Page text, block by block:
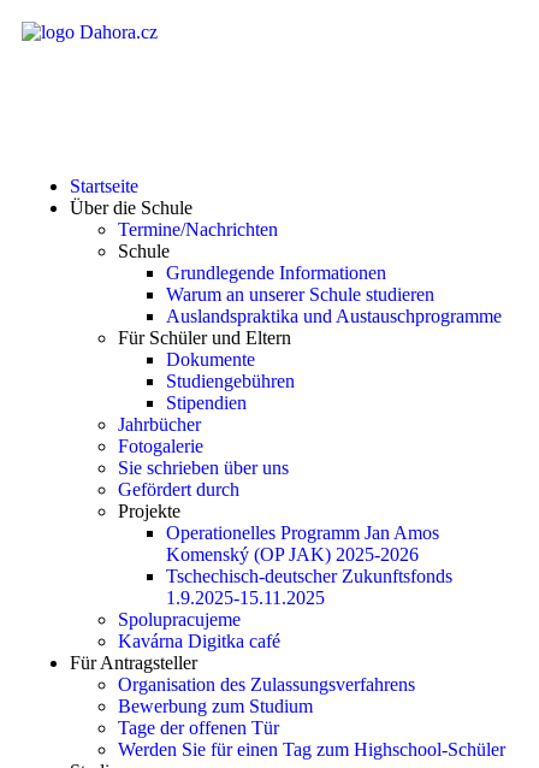
Startseite
Über die Schule
Termine/Nachrichten
Schule
Grundlegende Informationen
Warum an unserer Schule studieren
Auslandspraktika und Austauschprogramme
Für Schüler und Eltern
Dokumente
Studiengebühren
Stipendien
Jahrbücher
Fotogalerie
Sie schrieben über uns
Gefördert durch
Projekte
Operationelles Programm Jan Amos
Komenský (OP JAK) 2025-2026
Tschechisch-deutscher Zukunftsfonds
1.9.2025-15.11.2025
Spolupracujeme
Kavárna Digitka café
Für Antragsteller
Organisation des Zulassungsverfahrens
Bewerbung zum Studium
Tage der offenen Tür
Werden Sie für einen Tag zum Highschool-Schüler